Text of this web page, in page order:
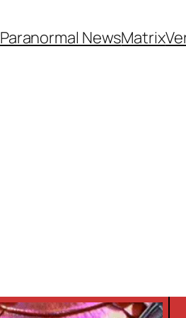
Paranormal NewsMatrix